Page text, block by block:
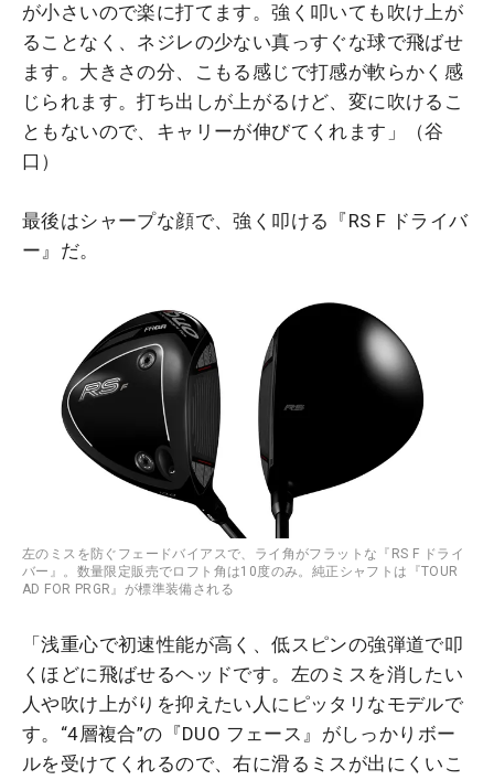
が小さいので楽に打てます。強く叩いても吹け上が
ることなく、ネジレの少ない真っすぐな球で飛ばせ
ます。大きさの分、こもる感じで打感が軟らかく感
じられます。打ち出しが上がるけど、変に吹けるこ
ともないので、キャリーが伸びてくれます」（谷
口）
最後はシャープな顔で、強く叩ける『RS F ドライバ
ー』だ。
左のミスを防ぐフェードバイアスで、ライ角がフラットな『RS F ドライ
バー』。数量限定販売でロフト角は10度のみ。純正シャフトは『TOUR
AD FOR PRGR』が標準装備される
「浅重心で初速性能が高く、低スピンの強弾道で叩
くほどに飛ばせるヘッドです。左のミスを消したい
人や吹け上がりを抑えたい人にピッタリなモデルで
す。“4層複合”の『DUO フェース』がしっかりボー
ルを受けてくれるので、右に滑るミスが出にくいこ